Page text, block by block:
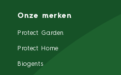
Onze merken
Protect Garden
Protect Home
Biogents